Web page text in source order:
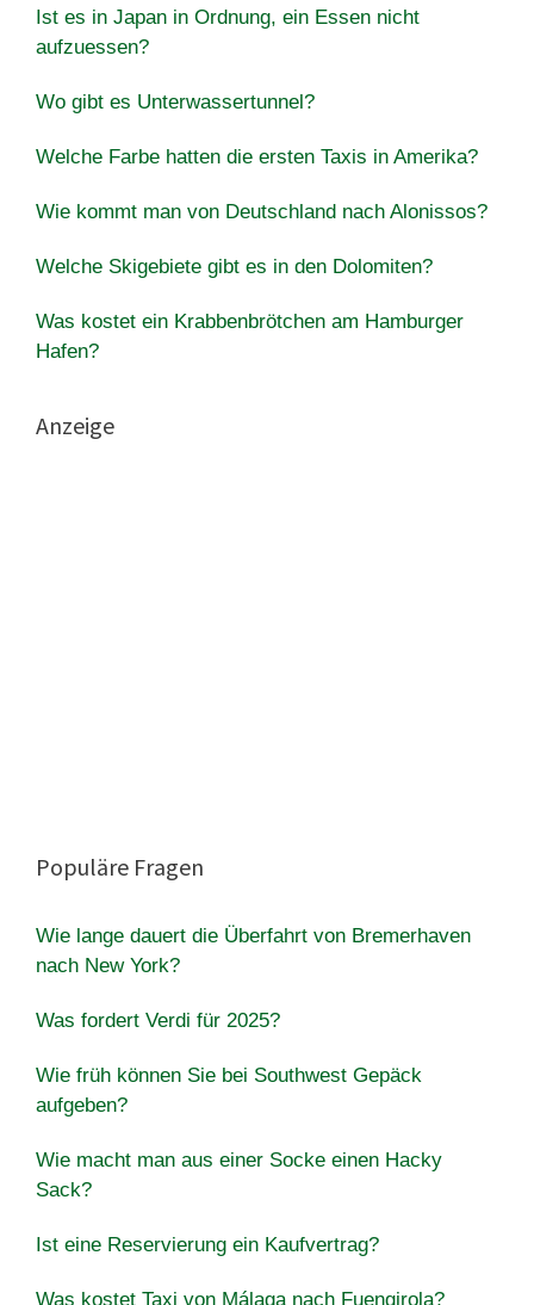
Ist es in Japan in Ordnung, ein Essen nicht
aufzuessen?
Wo gibt es Unterwassertunnel?
Welche Farbe hatten die ersten Taxis in Amerika?
Wie kommt man von Deutschland nach Alonissos?
Welche Skigebiete gibt es in den Dolomiten?
Was kostet ein Krabbenbrötchen am Hamburger
Hafen?
Anzeige
Populäre Fragen
Wie lange dauert die Überfahrt von Bremerhaven
nach New York?
Was fordert Verdi für 2025?
Wie früh können Sie bei Southwest Gepäck
aufgeben?
Wie macht man aus einer Socke einen Hacky
Sack?
Ist eine Reservierung ein Kaufvertrag?
Was kostet Taxi von Málaga nach Fuengirola?